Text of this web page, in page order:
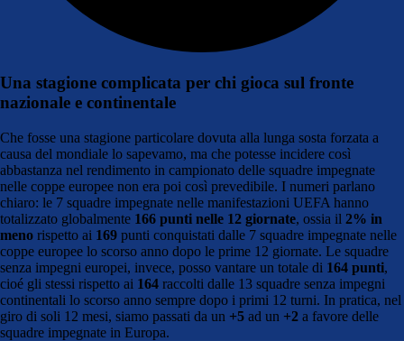
Una stagione complicata per chi gioca sul fronte
nazionale e continentale
Che fosse una stagione particolare dovuta alla lunga sosta forzata a
causa del mondiale lo sapevamo, ma che potesse incidere così
abbastanza nel rendimento in campionato delle squadre impegnate
nelle coppe europee non era poi così prevedibile. I numeri parlano
chiaro: le 7 squadre impegnate nelle manifestazioni UEFA hanno
totalizzato globalmente 166 punti nelle 12 giornate, ossia il 2% in
meno rispetto ai 169 punti conquistati dalle 7 squadre impegnate nelle
coppe europee lo scorso anno dopo le prime 12 giornate. Le squadre
senza impegni europei, invece, posso vantare un totale di 164 punti,
cioé gli stessi rispetto ai 164 raccolti dalle 13 squadre senza impegni
continentali lo scorso anno sempre dopo i primi 12 turni. In pratica, nel
giro di soli 12 mesi, siamo passati da un +5 ad un +2 a favore delle
squadre impegnate in Europa.